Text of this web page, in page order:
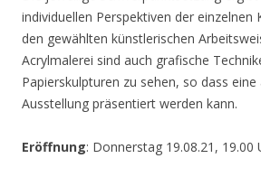
individuellen Perspektiven der einzelnen
den gewählten künstlerischen
Acrylmalerei sind auch grafische
Papierskulpturen zu sehen, so dass
Ausstellung präsentiert werden kann.
Eröffnung: Donnerstag 19.08.21, 19.00